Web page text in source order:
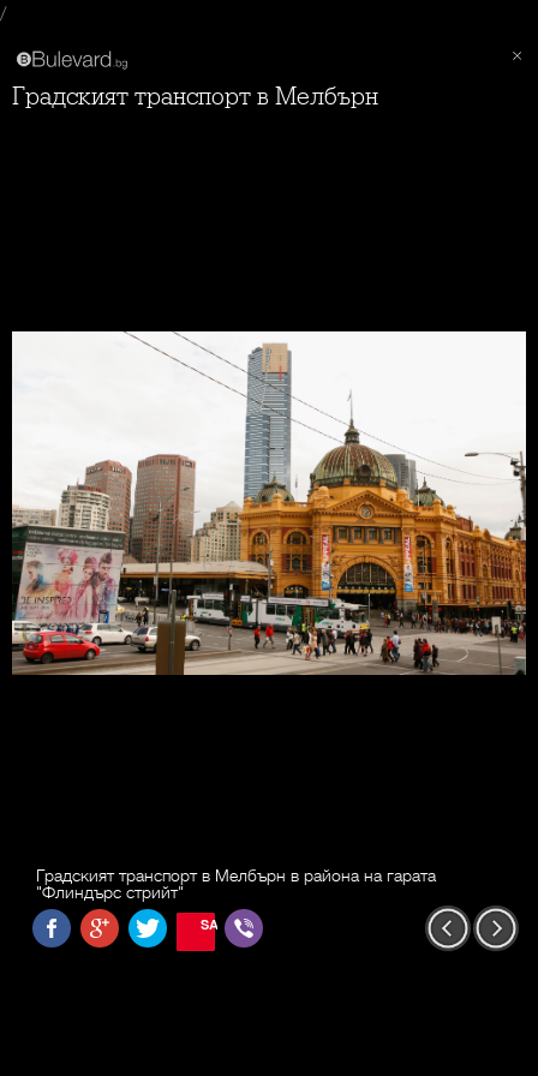
/
Градският транспорт в Мелбърн
Градският транспорт в Мелбърн в района на гарата
"Флиндърс стрийт"
SAVE